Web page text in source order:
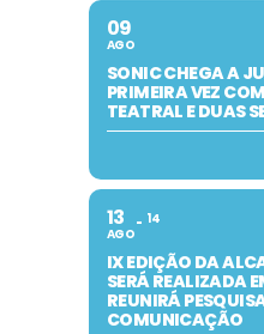
09
AGO
SONIC CHEGA A
PRIMEIRA VEZ
TEATRAL E DUAS
13
AGO
14
IX EDIÇÃO DA
SERÁ REALIZADA
REUNIRÁ
COMUNICAÇÃO